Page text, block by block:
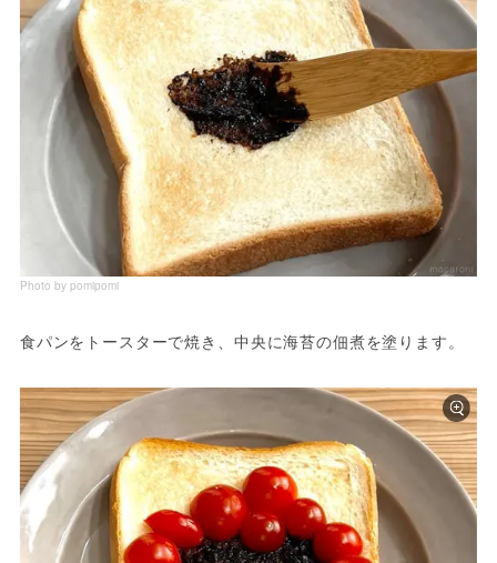
Photo by pomipomi
食パンをトースターで焼き、中央に海苔の佃煮を塗ります。